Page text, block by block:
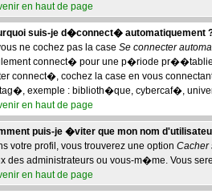
en haut de page
suis-je d�connect� automatiquement
ne cochez pas la case Se connecter
connect� pour une p�riode
connect�, cochez la case en vous
exemple : biblioth�que, cybercaf�,
en haut de page
puis-je �viter que mon nom
votre profil, vous trouverez une option Cacher
des administrateurs ou vous-m�me. Vous
en haut de page